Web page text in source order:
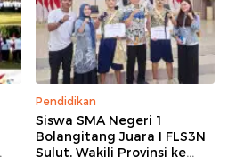
Pendidikan
Siswa SMA Negeri 1
Bolangitang Juara I FLS3N
Sulut, Wakili Provinsi ke